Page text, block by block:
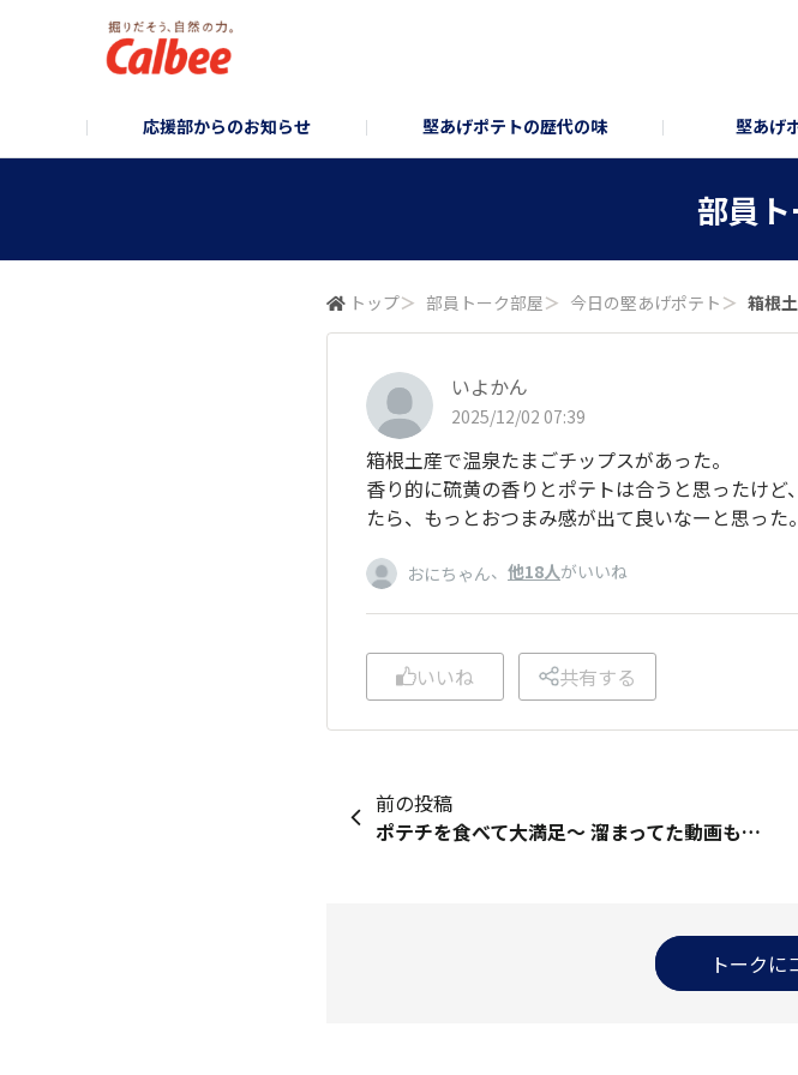
応援部からのお知らせ 堅あげポテトの歴代の味 堅あげ
部員
トップ＞ 部員トーク部屋＞ 今日の堅あげポテト ＞ 箱根
いよかん
2025/12/02 07:39
箱根土産で温泉たまごチップスがあった。
香り的に硫黄の香りとポテトは合うと思ったけ
たら、もっとおつまみ感が出て良いなーと思った。
おにちゃん、 他18人がいいね
いいね 共有する
前の投稿
ポテチを食べて大満足～ 溜まってた動画も見たりして 折りパケし忘れたと思ったら… テーブルに置いといた袋が無い！！！ カルビーのは捨てないでねと言ってるのに 😢すぐ撮らない自分が悪いんだけどね💧
トークに